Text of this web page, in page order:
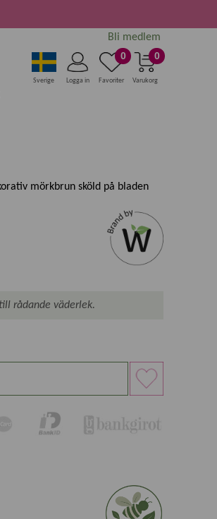
0
Varukorg
0
Favoriter
Logga in
Sverige
Bli medlem
mörkbrun sköld på bladen
rådande väderlek.